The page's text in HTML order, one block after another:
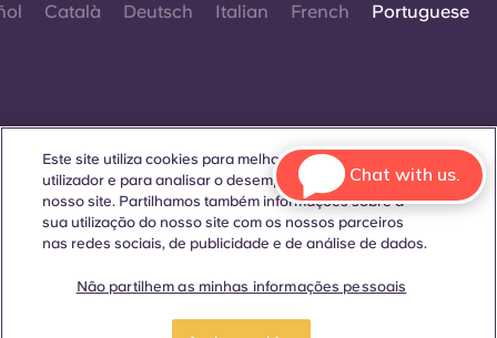
Català Deutsch Italian French Portuguese
Contactar-nos
Sempre que palavras que denotam um género específico
forem exibidas neste site, elas se aplicam a todos,
Este site utiliza cookies para melhorar a experiência do
utilizador e para analisar o desempenho e o tráfego no
nosso site. Partilhamos também informações sobre a
sua utilização do nosso site com os nossos parceiros
nas redes sociais, de publicidade e de análise de dados.
Não partilhem as minhas informações pessoais
Chat with us.